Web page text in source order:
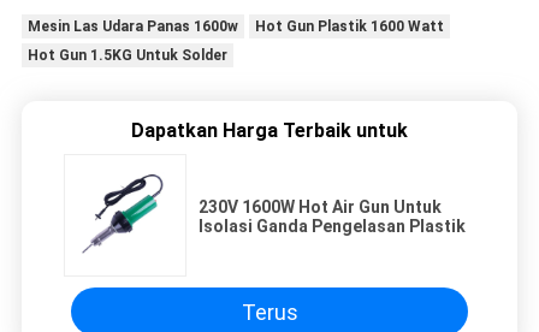
Mesin Las Udara Panas 1600w
Hot Gun Plastik 1600 Watt
Hot Gun 1.5KG Untuk Solder
Dapatkan Harga Terbaik untuk
230V 1600W Hot Air Gun Untuk
Isolasi Ganda Pengelasan Plastik
Terus